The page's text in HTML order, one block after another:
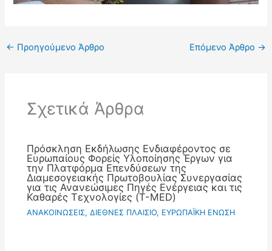
← Προηγούμενο Άρθρο Επόμενο Άρθρο →
Σχετικά Άρθρα
Πρόσκληση Εκδήλωσης Ενδιαφέροντος σε
Ευρωπαίους Φορείς Υλοποίησης Έργων για
την Πλατφόρμα Επενδύσεων της
Διαμεσογειακής Πρωτοβουλίας Συνεργασίας
για τις Ανανεώσιμες Πηγές Ενέργειας και τις
Καθαρές Τεχνολογίες (T-MED)
ΑΝΑΚΟΙΝΩΣΕΙΣ,ΔΙΕΘΝΕΣ ΠΛΑΙΣΙΟ, ΕΥΡΩΠΑΪΚΗ ΕΝΩΣΗ